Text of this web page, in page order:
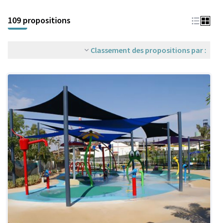
+
−
109 propositions
Classement des propositions par :